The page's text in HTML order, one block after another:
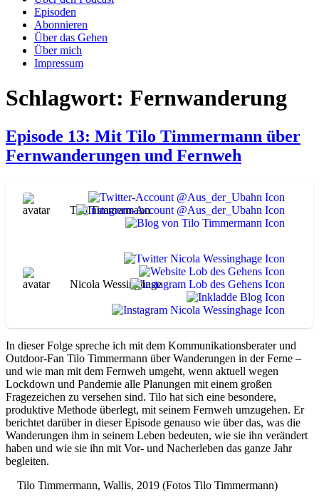
Episoden
Abonnieren
Über das Gehen
Über mich
Impressum
Schlagwort: Fernwanderung
Episode 13: Mit Tilo Timmermann über
Fernwanderungen und Fernweh
Tilo Timmermann
Nicola Wessinghage
In dieser Folge spreche ich mit dem Kommunikationsberater und
Outdoor-Fan Tilo Timmermann über Wanderungen in der Ferne –
und wie man mit dem Fernweh umgeht, wenn aktuell wegen
Lockdown und Pandemie alle Planungen mit einem großen
Fragezeichen zu versehen sind. Tilo hat sich eine besondere,
produktive Methode überlegt, mit seinem Fernweh umzugehen. Er
berichtet darüber in dieser Episode genauso wie über das, was die
Wanderungen ihm in seinem Leben bedeuten, wie sie ihn verändert
haben und wie sie ihn mit Vor- und Nacherleben das ganze Jahr
begleiten.
Tilo Timmermann, Wallis, 2019 (Fotos Tilo Timmermann)